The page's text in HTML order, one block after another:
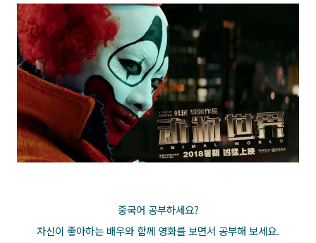
중국어 공부하세요?
자신이 좋아하는 배우와 함께 영화를 보면서 공부해 보세요.